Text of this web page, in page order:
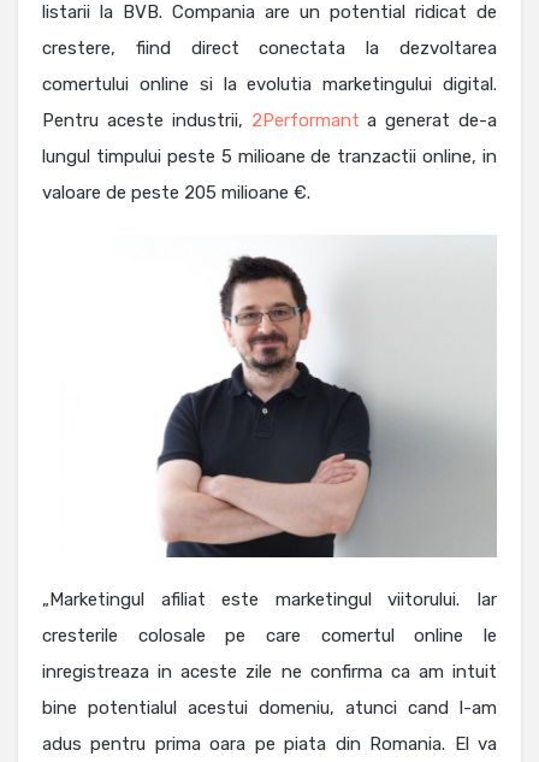
listarii la BVB. Compania are un potential ridicat de
crestere, fiind direct conectata la dezvoltarea
comertului online si la evolutia marketingului digital.
Pentru aceste industrii, 2Performant a generat de-a
lungul timpului peste 5 milioane de tranzactii online, in
valoare de peste 205 milioane €.
„Marketingul afiliat este marketingul viitorului. Iar
cresterile colosale pe care comertul online le
inregistreaza in aceste zile ne confirma ca am intuit
bine potentialul acestui domeniu, atunci cand l-am
adus pentru prima oara pe piata din Romania. El va